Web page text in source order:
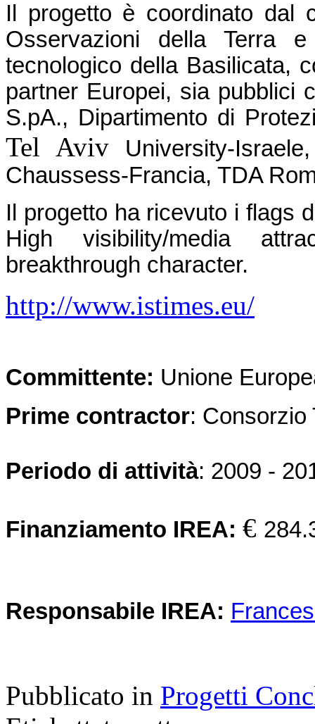
Il progetto è coordinato dal
Osservazioni della Terra
tecnologico della Basilicata,
partner Europei, sia pubblici
S.pA., Dipartimento di
Tel Aviv University-
Chaussess-Francia, TDA
Il progetto ha ricevuto i flags
High visibility/media
breakthrough character.
http://www.istimes.eu/
Committente: Unione
Prime contractor: Consorzio
Periodo di attività: 2009 -
Finanziamento IREA: €
Responsabile IREA:
Pubblicato in Progetti